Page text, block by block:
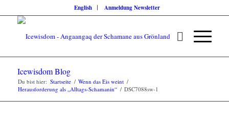
English Anmeldung Newsletter
Icewisdom Blog
Du bist hier: Startseite / Wenn das Eis weint /
Herausforderung als „Alltags-Schamanin“ / DSC7088sw-1